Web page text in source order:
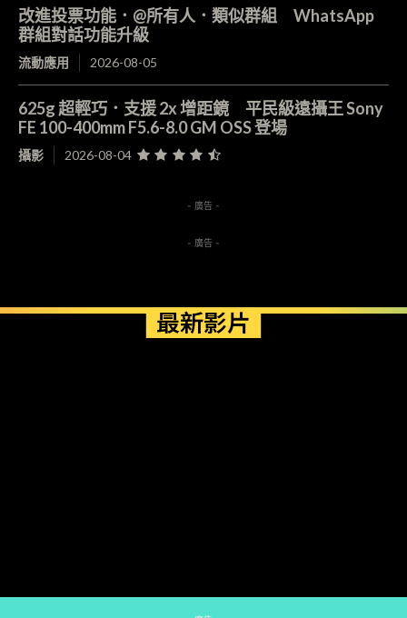
改進投票功能．@所有人．類似群組 WhatsApp
群組對話功能升級
流動應用 2026-08-05
625g 超輕巧．支援 2x 增距鏡 平民級遠攝王 Sony
FE 100-400mm F5.6-8.0 GM OSS 登場
攝影 2026-08-04
- 廣告 -
- 廣告 -
最新影片